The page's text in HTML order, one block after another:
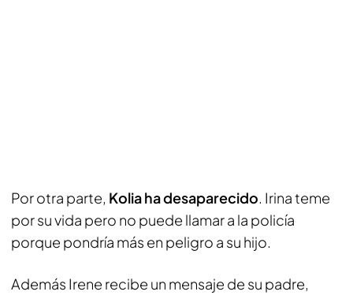
Por otra parte, Kolia ha desaparecido. Irina teme
por su vida pero no puede llamar a la policía
porque pondría más en peligro a su hijo.
Además Irene recibe un mensaje de su padre,